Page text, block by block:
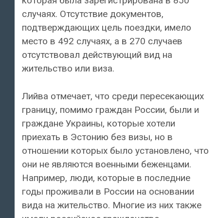
случаях. Отсутствие документов,
подтверждающих цель поездки, имело
место в 492 случаях, а в 270 случаев
отсутствовал действующий вид на
жительство или виза.
Лийва отмечает, что среди пересекающих
границу, помимо граждан России, были и
граждане Украины, которые хотели
приехать в Эстонию без визы, но в
отношении которых было установлено, что
они не являются военными беженцами.
Например, люди, которые в последние
годы проживали в России на основании
вида на жительство. Многие из них также